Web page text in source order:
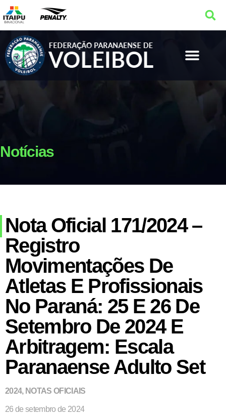
Notícias
Nota Oficial 171/2024 –
Registro
Movimentações De
Atletas E Profissionais
No Paraná: 25 E 26 De
Setembro De 2024 E
Arbitragem: Escala
Paranaense Adulto Set
2024, NOTAS OFICIAIS
26 de setembro de 2024